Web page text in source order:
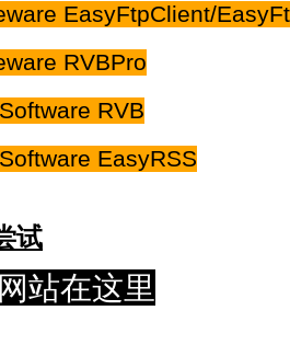
EasyFtpClient/
RVBPro
RVB
EasyRSS
试
站在这里